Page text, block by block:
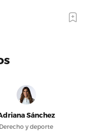
Sánchez
Derecho y deporte